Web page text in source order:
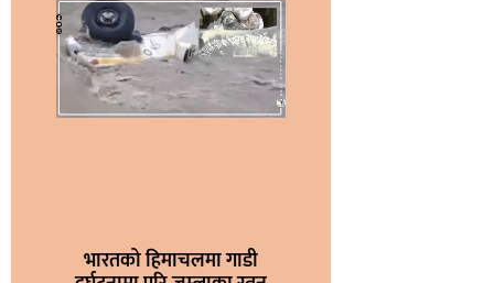
भारतको हिमाचलमा गाडी